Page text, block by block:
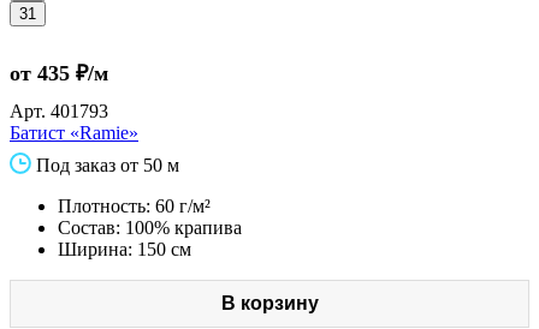
31
от 435 ₽/м
Арт. 401793
Батист «Ramie»
Под заказ от 50 м
Плотность: 60 г/м²
Состав: 100% крапива
Ширина: 150 см
В корзину